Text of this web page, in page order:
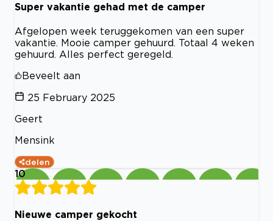
Super vakantie gehad met de camper
Afgelopen week teruggekomen van een super
vakantie. Mooie camper gehuurd. Totaal 4 weken
gehuurd. Alles perfect geregeld.
Beveelt aan
25 February 2025
Geert
Mensink
delen
10
Nieuwe camper gekocht